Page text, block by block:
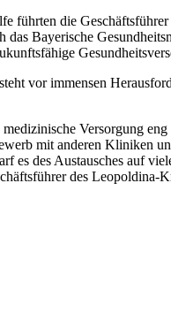
führten die
das Bayerische
vor immensen
Versorgung
mit anderen Kliniken
es des Austausches auf
des Leopoldina-